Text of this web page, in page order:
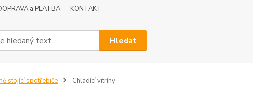
a PLATBA KONTAKT
Hledat
stojící spotřebiče Chladící vitríny